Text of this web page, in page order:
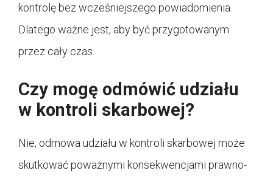
kontrolę bez wcześniejszego powiadomienia.
Dlatego ważne jest, aby być przygotowanym
przez cały czas.
Czy mogę odmówić udziału
w kontroli skarbowej?
Nie, odmowa udziału w kontroli skarbowej może
skutkować poważnymi konsekwencjami prawno-